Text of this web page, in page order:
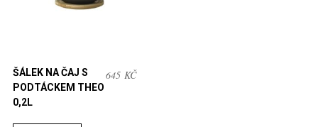
ŠÁLEK NA ČAJ S
PODTÁCKEM THEO
0,2L
645 KČ